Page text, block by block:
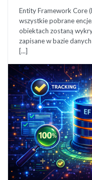
Entity Framework Core
wszystkie pobrane
obiektach zostaną
zapisane w bazie
[...]